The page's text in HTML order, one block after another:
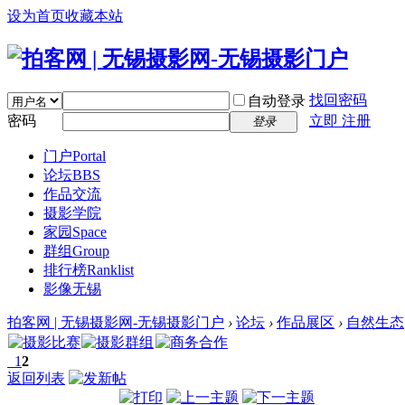
设为首页收藏本站
自动登录 找回密码
密码
登录 立即 注册
门户Portal
论坛BBS
作品交流
摄影学院
家园 Space
群组Group
排行榜Ranklist
影像无锡
拍客网 | 无锡摄影网-无锡摄影门户 › 论坛 › 作品展区 › 自然生态
12
返回列表